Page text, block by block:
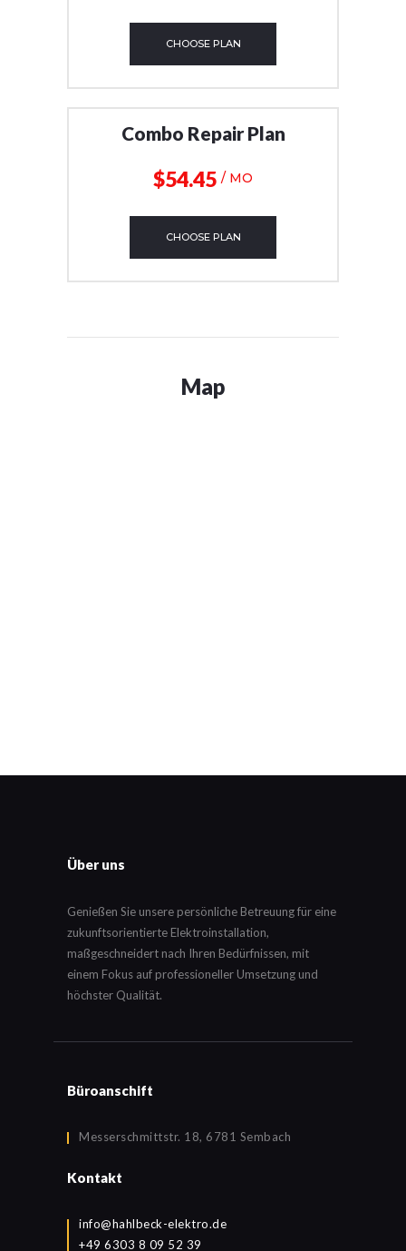
CHOOSE PLAN
Combo Repair Plan
$5445 / MO
CHOOSE PLAN
Map
Über uns
Genießen Sie unsere persönliche Betreuung für eine
zukunftsorientierte Elektroinstallation,
maßgeschneidert nach Ihren Bedürfnissen, mit
einem Fokus auf professioneller Umsetzung und
höchster Qualität.
Büroanschift
Messerschmittstr. 18, 6781 Sembach
Kontakt
info@hahlbeck-elektro.de
+49 6303 8 09 52 39